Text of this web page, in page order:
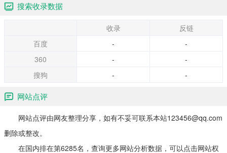
搜索收录数据
收录
反链
百度
-
-
360
-
-
搜狗
- -
网站点评
网站点评由网友整理分享，如有不妥可联系本站123456@qq.com
删除或整改。
在国内排在第6285名，查询更多网站分析数据，可以点击网站权